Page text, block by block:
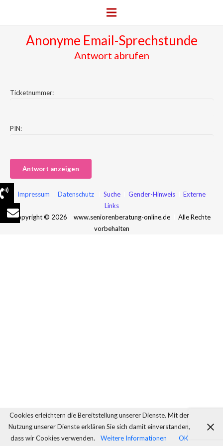
Anonyme Email-Sprechstunde
Antwort abrufen
Ticketnummer:
PIN:
Impressum Datenschutz Suche Gender-Hinweis
Externe
Links
Copyright © 2026
www.seniorenberatung-online.de
Alle Rechte
vorbehalten
Cookies erleichtern die Bereitstellung unserer Dienste. Mit der
Nutzung unserer Dienste erklären Sie sich damit einverstanden,
dass wir Cookies verwenden.
Weitere Informationen OK